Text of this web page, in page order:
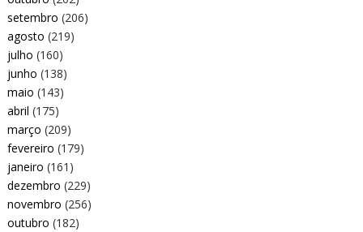
setembro (206)
agosto (219)
julho (160)
junho (138)
maio (143)
abril (175)
março (209)
fevereiro (179)
janeiro (161)
dezembro (229)
novembro (256)
outubro (182)